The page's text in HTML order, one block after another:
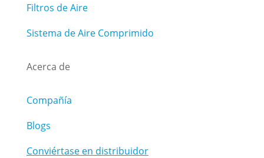
Filtros de Aire
Sistema de Aire Comprimido
Acerca de
Compañía
Blogs
Conviértase en distribuidor